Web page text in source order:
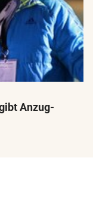
Anzug-